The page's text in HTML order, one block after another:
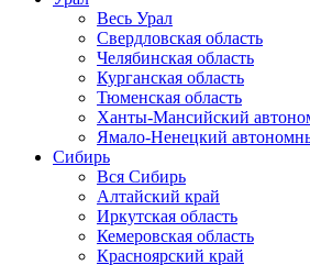
Весь Урал
Свердловская область
Челябинская область
Курганская область
Тюменская область
Ханты-Мансийский
Ямало-Ненецкий
Сибирь
Вся Сибирь
Алтайский край
Иркутская область
Кемеровская область
Красноярский край